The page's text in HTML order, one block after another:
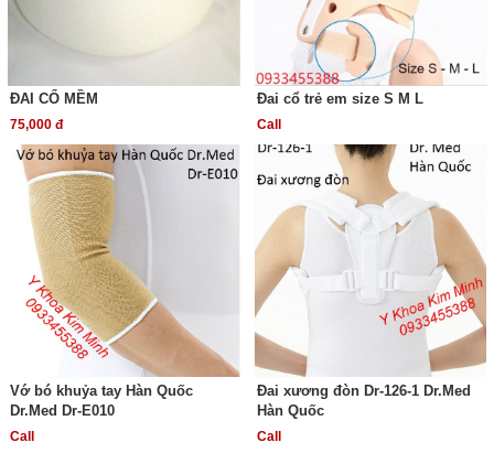
ĐAI CỔ MỀM
75,000 đ
Đai cổ trẻ em size S M L
Call
Vớ bó khuỷa tay Hàn Quốc
Dr.Med Dr-E010
Call
Đai xương đòn Dr-126-1 Dr.Med
Hàn Quốc
Call